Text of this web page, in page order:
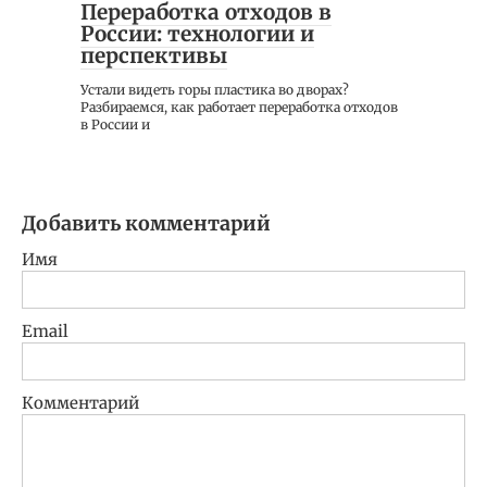
Переработка отходов в
России: технологии и
перспективы
Устали видеть горы пластика во дворах?
Разбираемся, как работает переработка отходов
в России и
Добавить комментарий
Имя
Email
Комментарий